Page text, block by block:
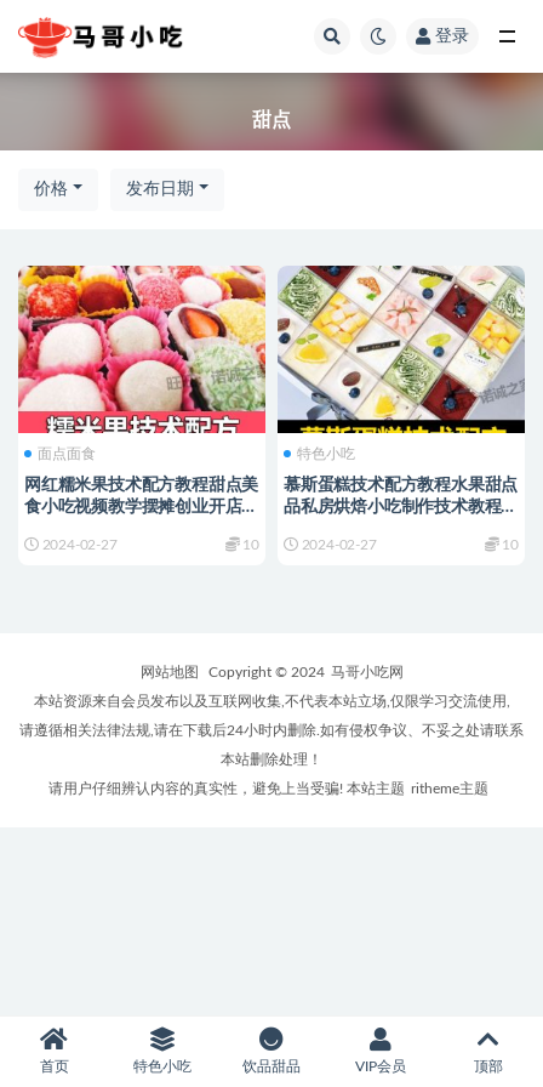
登录
甜点
价格 发布日期
面点面食
网红糯米果技术配方教程甜点美
食小吃视频教学摆摊创业开店技
2024-02-27 10
特色小吃
慕斯蛋糕技术配方教程水果甜点
品私房烘焙小吃制作技术教程商
2024-02-27 10
网站地图 Copyright © 2024 马哥小吃网
本站资源来自会员发布以及互联网收集,不代表本站立场,仅限学习交流使用,
请遵循相关法律法规,请在下载后24小时内删除.如有侵权争议、不妥之处请联系
本站删除处理！
请用户仔细辨认内容的真实性，避免上当受骗! 本站主题 ritheme主题
首页 特色小吃 饮品甜品 VIP会员 顶部